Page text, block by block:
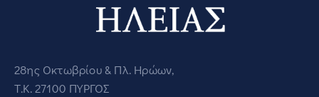
28ης Οκτωβρίου & Πλ. Ηρώων,
Τ.Κ. 27100 ΠΥΡΓΟΣ